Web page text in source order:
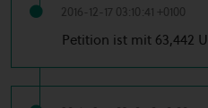
2016-12-17 03:10:41 +0100
Petition ist mit 63,442